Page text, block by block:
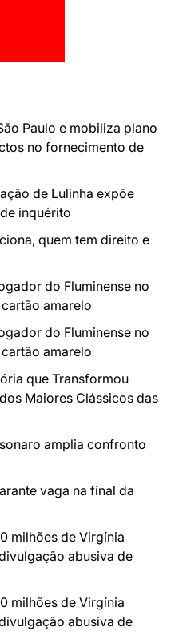
Paulo e mobiliza plano
no fornecimento de
de Lulinha expõe
inquérito
quem tem direito e
do Fluminense no
amarelo
do Fluminense no
amarelo
que Transformou
Maiores Clássicos das
amplia confronto
vaga na final da
milhões de Virgínia
abusiva de
milhões de Virgínia
abusiva de